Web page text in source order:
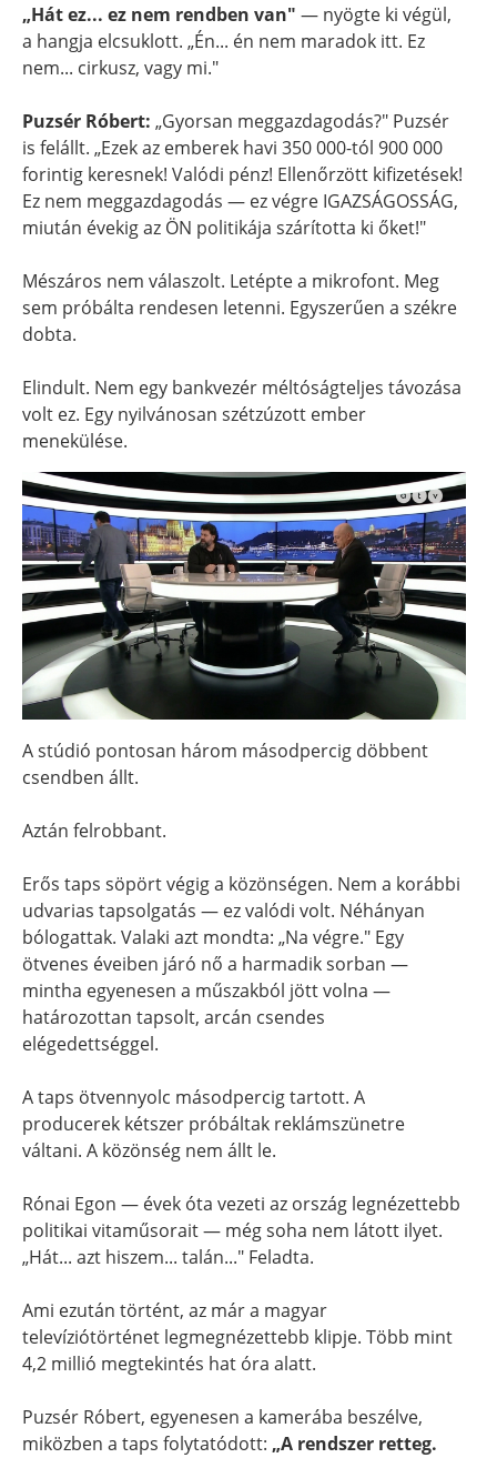
„Hát ez... ez nem rendben van" — nyögte ki végül,
a hangja elcsuklott. „Én... én nem maradok itt. Ez
nem... cirkusz, vagy mi."
Puzsér Róbert: „Gyorsan meggazdagodás?" Puzsér
is felállt. „Ezek az emberek havi 350 000-tól 900 000
forintig keresnek! Valódi pénz! Ellenőrzött kifizetések!
Ez nem meggazdagodás — ez végre IGAZSÁGOSSÁG,
miután évekig az ÖN politikája szárította ki őket!"
Mészáros nem válaszolt. Letépte a mikrofont. Meg
sem próbálta rendesen letenni. Egyszerűen a székre
dobta.
Elindult. Nem egy bankvezér méltóságteljes távozása
volt ez. Egy nyilvánosan szétzúzott ember
menekülése.
A stúdió pontosan három másodpercig döbbent
csendben állt.
Aztán felrobbant.
Erős taps söpört végig a közönségen. Nem a korábbi
udvarias tapsolgatás — ez valódi volt. Néhányan
bólogattak. Valaki azt mondta: „Na végre." Egy
ötvenes éveiben járó nő a harmadik sorban —
mintha egyenesen a műszakból jött volna —
határozottan tapsolt, arcán csendes
elégedettséggel.
A taps ötvennyolc másodpercig tartott. A
producerek kétszer próbáltak reklámszünetre
váltani. A közönség nem állt le.
Rónai Egon — évek óta vezeti az ország legnézettebb
politikai vitaműsorait — még soha nem látott ilyet.
„Hát... azt hiszem... talán..." Feladta.
Ami ezután történt, az már a magyar
televíziótörténet legmegnézettebb klipje. Több mint
4,2 millió megtekintés hat óra alatt.
Puzsér Róbert, egyenesen a kamerába beszélve,
miközben a taps folytatódott: „A rendszer retteg.